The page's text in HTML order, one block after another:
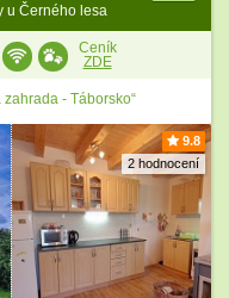
u Černého lesa
Ceník
ZDE
- Táborsko“
9.8
2 hodnocení